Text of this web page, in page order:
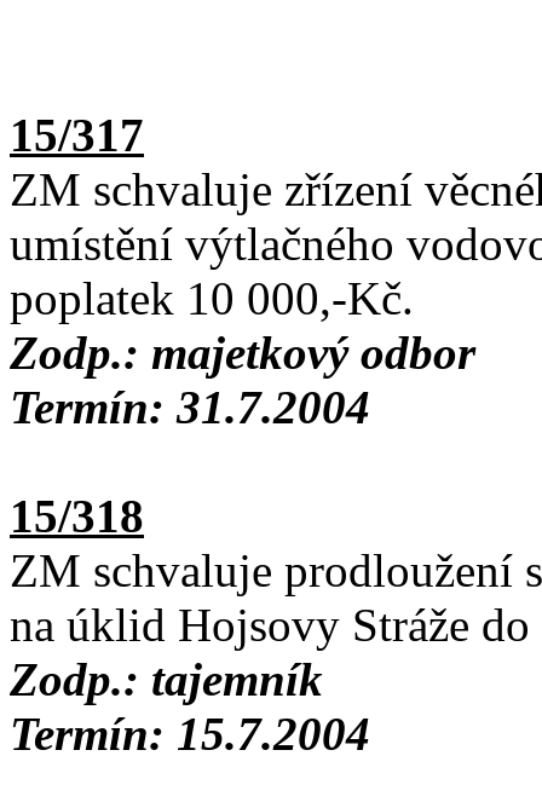
15/317
ZM schvaluje zřízení
umístění výtlačného
poplatek 10 000,-Kč.
Zodp.: majetkový odbor
Termín: 31.7.2004
15/318
ZM schvaluje prodloužení
na úklid Hojsovy Stráže
Zodp.: tajemník
Termín: 15.7.2004